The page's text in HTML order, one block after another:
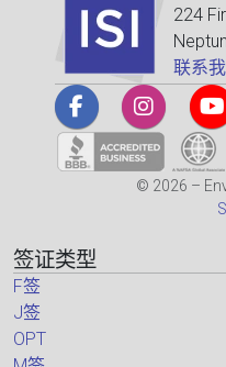
224
联系
© 2026 –
签证类型
F签
J签
OPT